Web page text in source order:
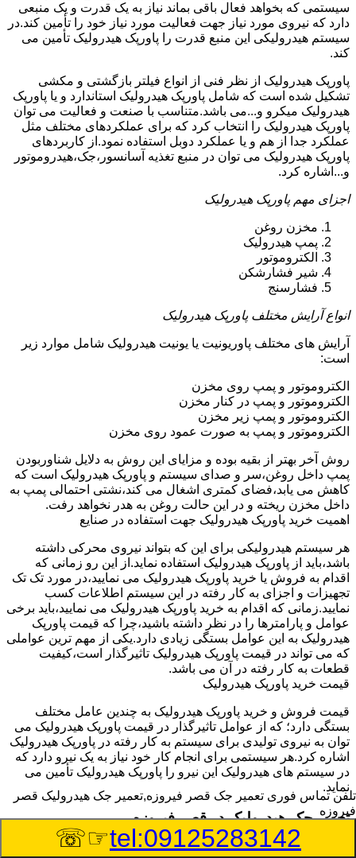
سیستمی که بخواهد فعال باقی بماند نیاز به یک قدرت و یک منبعی
دارد که نیروی مورد نیاز جهت فعالیت مورد نیاز خود را تأمین کند.در
سیستم هیدرولیکی این منبع قدرت را پاورپک هیدرولیک تأمین می
کند.
پاورپک هیدرولیک از نظر فنی از انواع فیلتر بازگشتی و مکشی
تشکیل شده است که شامل پاورپک هیدرولیک استاندارد و یا پاورپک
هیدرولیک میکرو و...می باشد.متناسب با صنعت و فعالیت می توان
پاورپک هیدرولیک را انتخاب کرد که برای عملکردهای مختلف مثل
عملکرد جدا از هم و یا عملکرد دوبل استفاده نمود.از کاربردهای
پاورپک هیدرولیک می توان در منبع تغذیه آسانسور،جک،هیدروموتور
و...اشاره کرد.
اجزای مهم پاورپک هیدرولیک
مخزن روغن
پمپ هیدرولیک
الکتروموتور
شیر فشارشکن
فشارسنج
انواع آرایش مختلف پاورپک هیدرولیک
آرایش های مختلف پاوریونیت یا یونیت هیدرولیک شامل موارد زیر
است:
الکتروموتور و پمپ روی مخزن
الکتروموتور و پمپ در کنار مخزن
الکتروموتور و پمپ زیر مخزن
الکتروموتور و پمپ به صورت عمود روی مخزن
روش آخر بهتر از بقیه بوده و مزایای این روش به دلایل شناوربودن
پمپ داخل روغن،سر و صدای سیستم و پاورپک هیدرولیک است که
کاهش می یابد،فضای کمتری اشغال می کند،نشتی احتمالی پمپ به
داخل مخزن ریخته و در این حالت روغن به هدر نخواهد رفت.
اهمیت خرید پاورپک هیدرولیک جهت استفاده در صنایع
هر سیستم هیدرولیکی برای این که بتواند نیروی محرکی داشته
باشد،باید از پاورپک هیدرولیک استفاده نماید.از این رو زمانی که
اقدام به فروش یا خرید پاورپک هیدرولیک می نمایید،در مورد تک تک
تجهیزات و اجزای به کار رفته در این سیستم اطلاعات کسب
نمایید.زمانی که اقدام به خرید پاورپک هیدرولیک می نمایید،باید برخی
عوامل و پارامترها را در نظر داشته باشید،چرا که قیمت پاورپک
هیدرولیک به این عوامل بستگی زیادی دارد.یکی از مهم ترین عواملی
که می تواند در قیمت پاورپک هیدرولیک تاثیرگذار است،کیفیت
قطعات به کار رفته در آن می باشد.
قیمت خرید پاورپک هیدرولیک
قیمت فروش و خرید پاورپک هیدرولیک به چندین عامل مختلف
بستگی دارد؛ که از عوامل تاثیرگذار در قیمت پاورپک هیدرولیک می
توان به نیروی تولیدی برای سیستم به کار رفته در پاورپک هیدرولیک
اشاره کرد.هر سیستمی برای انجام کار خود نیاز به یک نیرو دارد که
در سیستم های هیدرولیک این نیرو را پاورپک هیدرولیک تأمین می
نماید.
تعمیر جک هیدرولیک در قصر فیروزه
وسیله‎ای که با عملکرد خود موجب بلند شدن اهرم و یا وزن سنگین
تلفن تماس فوری تعمیر جک قصر فیروزه,تعمیر جک هیدرولیک قصر
فیروزه
tel:09125283142
☞☏